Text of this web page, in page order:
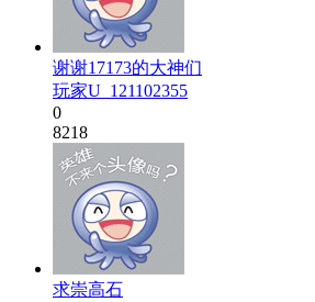
谢谢17173的大神们
玩家U_121102355
0
8218
求崇高石